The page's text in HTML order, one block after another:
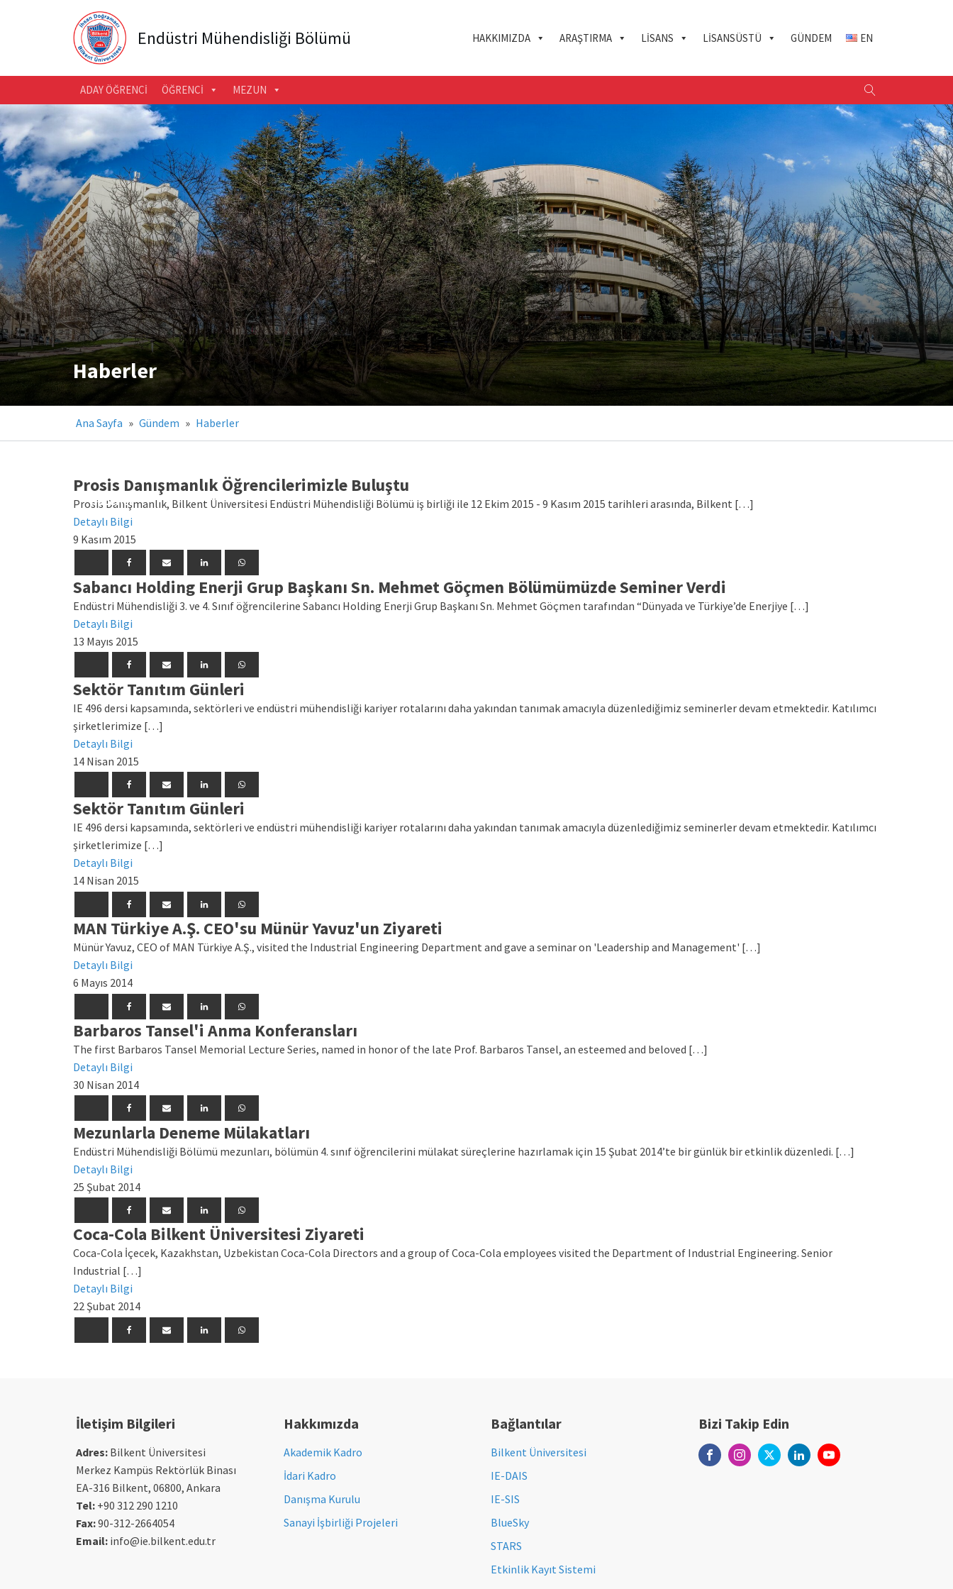
Endüstri Mühendisliği Bölümü HAKKIMIZDA ARAŞTIRMA LISANS LISANSÜSTÜ GÜNDEM EN
ADAY ÖĞRENCI ÖĞRENCI MEZUN
Haberler
Ana Sayfa » Gündem » Haberler
Haberler
Prosis Danışmanlık Öğrencilerimizle Buluştu
Prosis Danışmanlık, Bilkent Üniversitesi Endüstri Mühendisliği Bölümü iş birliği ile 12 Ekim 2015 - 9 Kasım 2015 tarihleri arasında, Bilkent […]
Detaylı Bilgi
9 Kasım 2015
Haberler
Sabancı Holding Enerji Grup Başkanı Sn. Mehmet Göçmen Bölümümüzde Seminer Verdi
Endüstri Mühendisliği 3. ve 4. Sınıf öğrencilerine Sabancı Holding Enerji Grup Başkanı Sn. Mehmet Göçmen tarafından “Dünyada ve Türkiye’de Enerjiye […]
Detaylı Bilgi
13 Mayıs 2015
Haberler
Sektör Tanıtım Günleri
IE 496 dersi kapsamında, sektörleri ve endüstri mühendisliği kariyer rotalarını daha yakından tanımak amacıyla düzenlediğimiz seminerler devam etmektedir. Katılımcı
şirketlerimize […]
Detaylı Bilgi
14 Nisan 2015
Haberler
Sektör Tanıtım Günleri
IE 496 dersi kapsamında, sektörleri ve endüstri mühendisliği kariyer rotalarını daha yakından tanımak amacıyla düzenlediğimiz seminerler devam etmektedir. Katılımcı
şirketlerimize […]
Detaylı Bilgi
14 Nisan 2015
Haberler
MAN Türkiye A.Ş. CEO'su Münür Yavuz'un Ziyareti
Münür Yavuz, CEO of MAN Türkiye A.Ş., visited the Industrial Engineering Department and gave a seminar on 'Leadership and Management' […]
Detaylı Bilgi
6 Mayıs 2014
Haberler
Barbaros Tansel'i Anma Konferansları
The first Barbaros Tansel Memorial Lecture Series, named in honor of the late Prof. Barbaros Tansel, an esteemed and beloved […]
Detaylı Bilgi
30 Nisan 2014
Haberler
Mezunlarla Deneme Mülakatları
Endüstri Mühendisliği Bölümü mezunları, bölümün 4. sınıf öğrencilerini mülakat süreçlerine hazırlamak için 15 Şubat 2014’te bir günlük bir etkinlik düzenledi. […]
Detaylı Bilgi
25 Şubat 2014
Haberler
Coca-Cola Bilkent Üniversitesi Ziyareti
Coca-Cola İçecek, Kazakhstan, Uzbekistan Coca-Cola Directors and a group of Coca-Cola employees visited the Department of Industrial Engineering. Senior
Industrial […]
Detaylı Bilgi
22 Şubat 2014
İletişim Bilgileri
Adres: Bilkent Üniversitesi
Merkez Kampüs Rektörlük Binası
EA-316 Bilkent, 06800, Ankara
Tel: +90 312 290 1210
Fax:90-312-2664054
Email: info@ie.bilkent.edu.tr
Hakkımızda
Akademik Kadro
İdari Kadro
Danışma Kurulu
Sanayi İşbirliği Projeleri
Bağlantılar
Bilkent Üniversitesi
IE-DAIS
IE-SIS
BlueSky
STARS
Etkinlik Kayıt Sistemi
Bizi Takip Edin